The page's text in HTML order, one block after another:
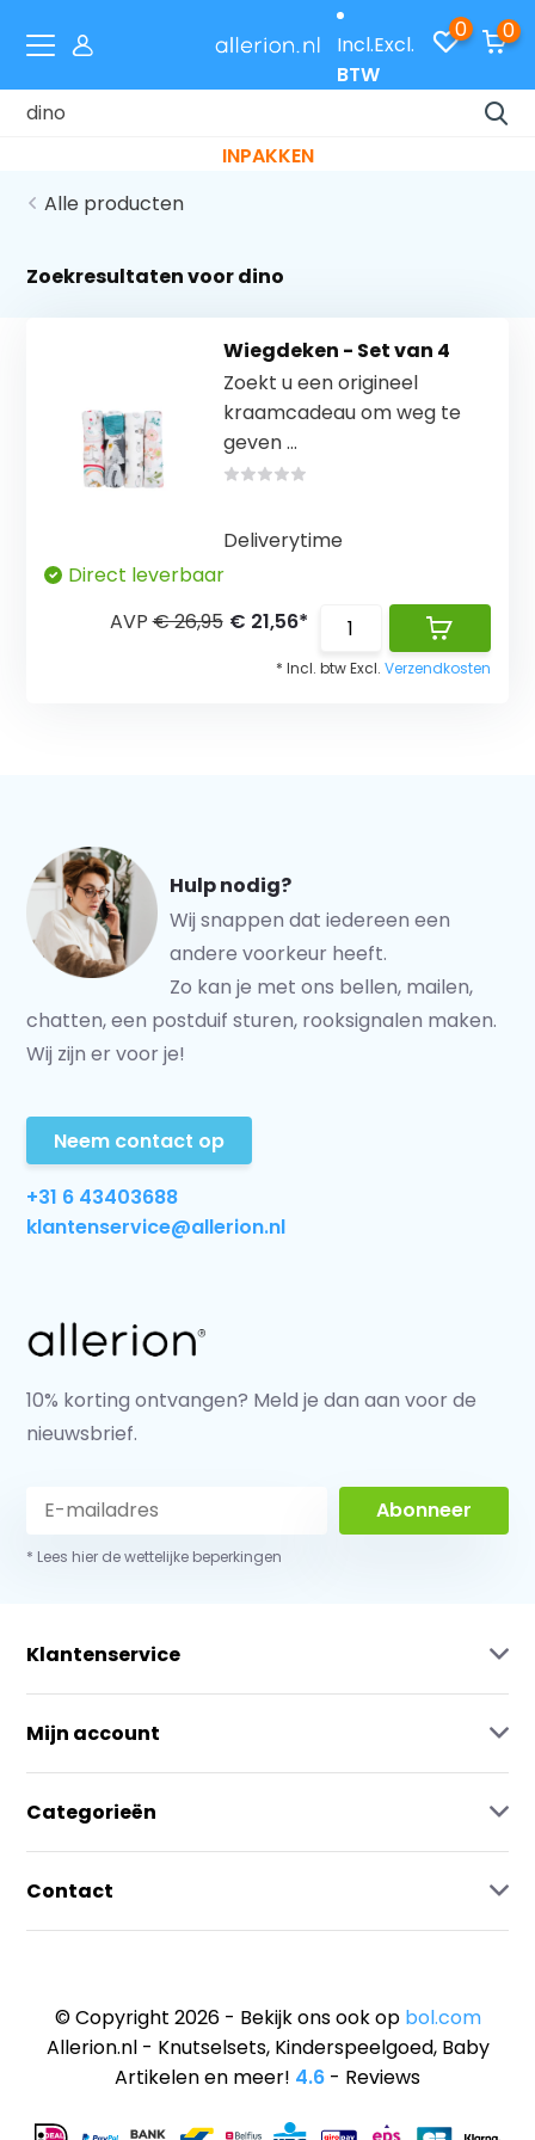
Incl.Excl.
BTW
0 0
INPAKKEN
Alle producten
Zoekresultaten voor dino
Wiegdeken - Set van 4
Zoekt u een origineel
kraamcadeau om weg te
geven ...
Deliverytime
Direct leverbaar
AVP€ 26,95 € 21,56*
* Incl. btw Excl. Verzendkosten
Hulp nodig?
Wij snappen dat iedereen een
andere voorkeur heeft.
Zo kan je met ons bellen, mailen,
chatten, een postduif sturen, rooksignalen maken.
Wij zijn er voor je!
Neem contact op
+31 6 43403688
klantenservice@allerion.nl
10% korting ontvangen? Meld je dan aan voor de
nieuwsbrief.
Abonneer
* Lees hier de wettelijke beperkingen
Klantenservice
Mijn account
Categorieën
Contact
© Copyright 2026 - Bekijk ons ook op bol.com
Allerion.nl - Knutselsets, Kinderspeelgoed, Baby
Artikelen en meer! 4.6 - Reviews